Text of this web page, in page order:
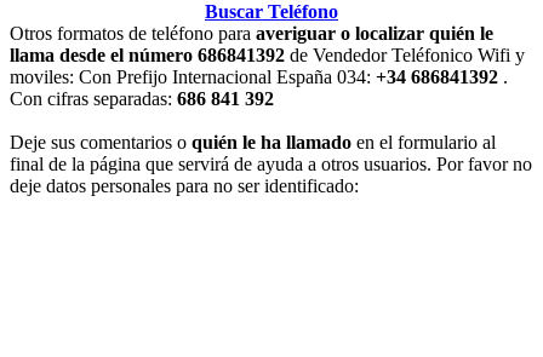
Buscar Teléfono
Otros formatos de teléfono para averiguar o localizar quién le
llama desde el número 686841392 de Vendedor Teléfonico Wifi y
moviles: Con Prefijo Internacional España 034: +34 686841392 .
Con cifras separadas: 686 841 392
Deje sus comentarios o quién le ha llamado en el formulario al
final de la página que servirá de ayuda a otros usuarios. Por favor no
deje datos personales para no ser identificado: